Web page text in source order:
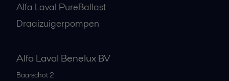
Alfa Laval PureBallast
Draaizuigerpompen
Alfa Laval Benelux BV
Baarschot 2